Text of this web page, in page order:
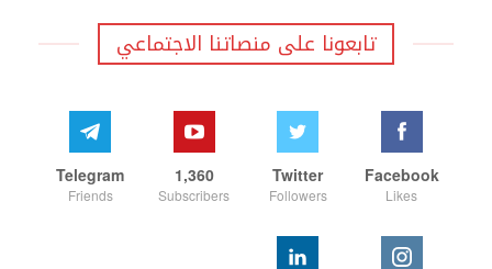
تابعونا على منصاتنا الاجتماعي
Facebook
Likes
Twitter
Followers
1,360
Subscribers
Telegram
Friends